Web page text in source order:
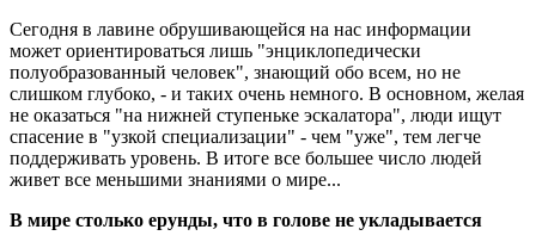
Сегодня в лавине обрушивающейся на нас информации
может ориентироваться лишь "энциклопедически
полуобразованный человек", знающий обо всем, но не
слишком глубоко, - и таких очень немного. В основном, желая
не оказаться "на нижней ступеньке эскалатора", люди ищут
спасение в "узкой специализации" - чем "уже", тем легче
поддерживать уровень. В итоге все большее число людей
живет все меньшими знаниями о мире...
В мире столько ерунды, что в голове не укладывается